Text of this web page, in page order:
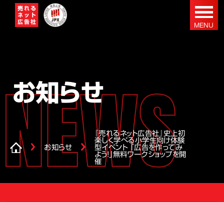
お知らせ
お知らせ
『売れるネット広告社』史上初
楽しく学べる小学生向け体験
型イベント 「広告を作ってみ
よう！」無料ワークショップを開
催